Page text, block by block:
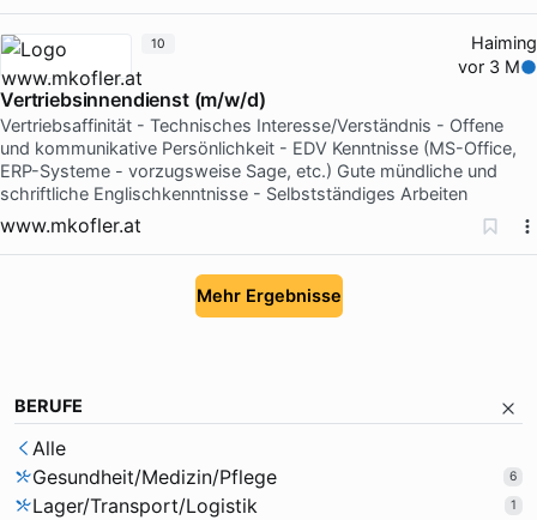
Haiming
vor 3 M
Vertriebsinnendienst (m/w/d)
Vertriebsaffinität - Technisches Interesse/Verständnis - Offene
und kommunikative Persönlichkeit - EDV Kenntnisse (MS-Office,
ERP-Systeme - vorzugsweise Sage, etc.) Gute mündliche und
schriftliche Englischkenntnisse - Selbstständiges Arbeiten
www.mkofler.at
10
Mehr Ergebnisse
BERUFE
Alle
Gesundheit/Medizin/Pflege
6
Lager/Transport/Logistik 1